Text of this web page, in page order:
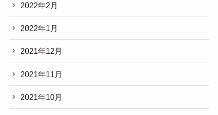
2022年2月
2022年1月
2021年12月
2021年11月
2021年10月